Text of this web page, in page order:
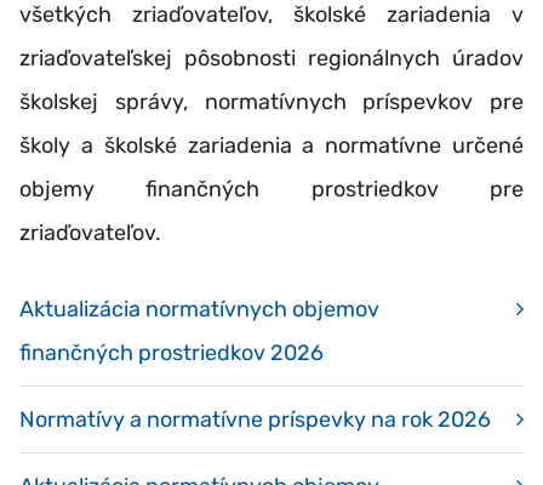
všetkých zriaďovateľov, školské zariadenia v
zriaďovateľskej pôsobnosti regionálnych úradov
školskej správy, normatívnych príspevkov pre
školy a školské zariadenia a normatívne určené
objemy finančných prostriedkov pre
zriaďovateľov.
Aktualizácia normatívnych objemov
finančných prostriedkov 2026
Normatívy a normatívne príspevky na rok 2026